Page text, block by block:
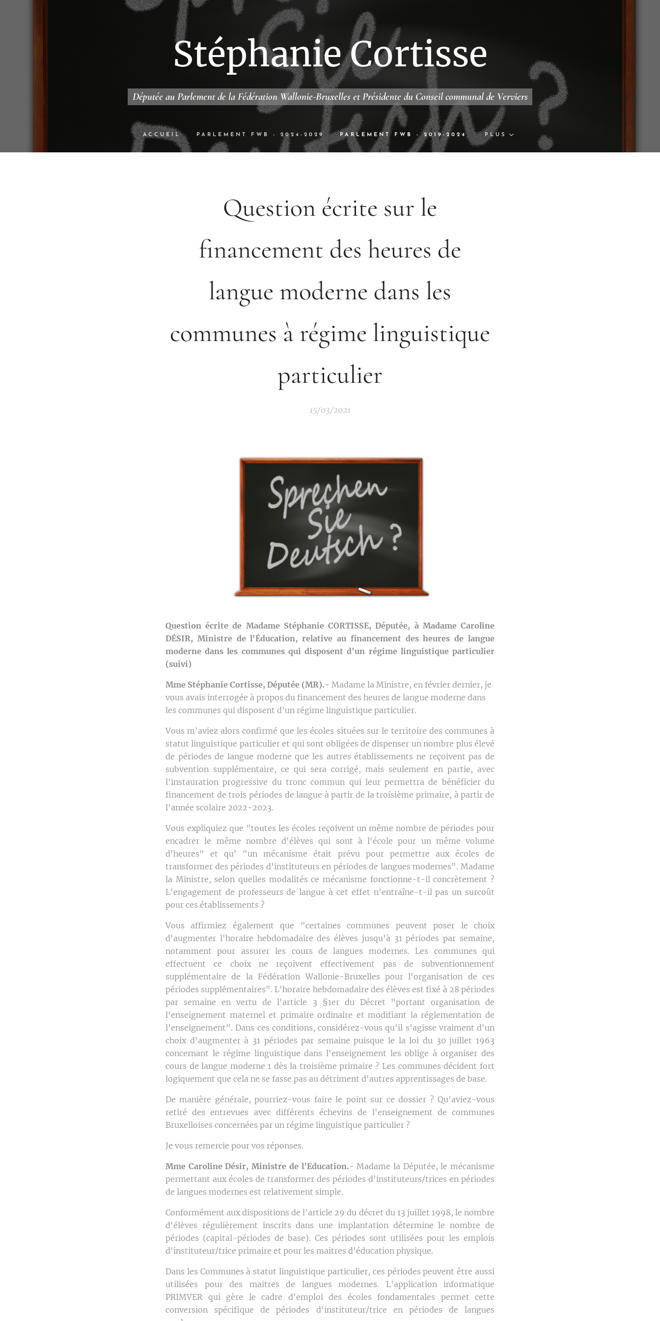
Stéphanie Cortisse
Députée au Parlement de la Fédération Wallonie-Bruxelles et Présidente du Conseil communal de Verviers
ACCUEIL PARLEMENT FWB - 2024-2029 PARLEMENT FWB - 2019-2024 PLUS
Question écrite sur le
financement des heures de
langue moderne dans les
communes à régime linguistique
particulier
15/03/2021
Question écrite de Madame Stéphanie CORTISSE, Députée, à Madame Caroline
DÉSIR, Ministre de l'Éducation, relative au financement des heures de langue
moderne dans les communes qui disposent d'un régime linguistique particulier
(suivi)
Mme Stéphanie Cortisse, Députée (MR).- Madame la Ministre, en février dernier, je
vous avais interrogée à propos du financement des heures de langue moderne dans
les communes qui disposent d'un régime linguistique particulier.
Vous m'aviez alors confirmé que les écoles situées sur le territoire des communes à
statut linguistique particulier et qui sont obligées de dispenser un nombre plus élevé
de périodes de langue moderne que les autres établissements ne reçoivent pas de
subvention supplémentaire, ce qui sera corrigé, mais seulement en partie, avec
l'instauration progressive du tronc commun qui leur permettra de bénéficier du
financement de trois périodes de langue à partir de la troisième primaire, à partir de
l'année scolaire 2022-2023.
Vous expliquiez que "toutes les écoles reçoivent un même nombre de périodes pour
encadrer le même nombre d'élèves qui sont à l'école pour un même volume
d'heures" et qu' "un mécanisme était prévu pour permettre aux écoles de
transformer des périodes d'instituteurs en périodes de langues modernes". Madame
la Ministre, selon quelles modalités ce mécanisme fonctionne-t-il concrètement ?
L'engagement de professeurs de langue à cet effet n'entraîne-t-il pas un surcoût
pour ces établissements ?
Vous affirmiez également que "certaines communes peuvent poser le choix
d'augmenter l'horaire hebdomadaire des élèves jusqu'à 31 périodes par semaine,
notamment pour assurer les cours de langues modernes. Les communes qui
effectuent ce choix ne reçoivent effectivement pas de subventionnement
supplémentaire de la Fédération Wallonie-Bruxelles pour l'organisation de ces
périodes supplémentaires". L'horaire hebdomadaire des élèves est fixé à 28 périodes
par semaine en vertu de l'article 3 §1er du Décret "portant organisation de
l'enseignement maternel et primaire ordinaire et modifiant la réglementation de
l'enseignement". Dans ces conditions, considérez-vous qu'il s'agisse vraiment d'un
choix d'augmenter à 31 périodes par semaine puisque le la loi du 30 juillet 1963
concernant le régime linguistique dans l'enseignement les oblige à organiser des
cours de langue moderne 1 dès la troisième primaire ? Les communes décident fort
logiquement que cela ne se fasse pas au détriment d'autres apprentissages de base.
De manière générale, pourriez-vous faire le point sur ce dossier ? Qu'aviez-vous
retiré des entrevues avec différents échevins de l'enseignement de communes
Bruxelloises concernées par un régime linguistique particulier ?
Je vous remercie pour vos réponses.
Mme Caroline Désir, Ministre de l'Education.- Madame la Députée, le mécanisme
permettant aux écoles de transformer des périodes d'instituteurs/trices en périodes
de langues modernes est relativement simple.
Conformément aux dispositions de l'article 29 du décret du 13 juillet 1998, le nombre
d'élèves régulièrement inscrits dans une implantation détermine le nombre de
périodes (capital-périodes de base). Ces périodes sont utilisées pour les emplois
d'instituteur/trice primaire et pour les maitres d'éducation physique.
Dans les Communes à statut linguistique particulier, ces périodes peuvent être aussi
utilisées pour des maitres de langues modernes. L'application informatique
PRIMVER qui gère le cadre d'emploi des écoles fondamentales permet cette
conversion spécifique de périodes d'instituteur/trice en périodes de langues